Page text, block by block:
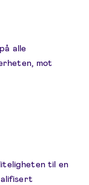
alle
mot
til en